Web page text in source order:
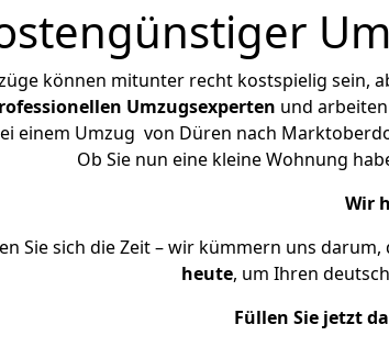
können mitunter recht kostspielig sein,
Umzugsexperten und
einem Umzug von Düren nach
Ob Sie nun eine kleine Wohnung
Wir
Sie sich die Zeit – wir kümmern uns
heute, um Ihren
Füllen Sie jetzt